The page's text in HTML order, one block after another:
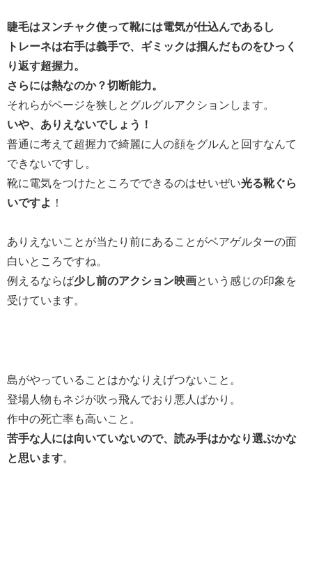
睫毛はヌンチャク使って靴には電気が仕込んであるし
トレーネは右手は義手で、ギミックは掴んだものをひっく
り返す超握力。
さらには熱なのか？切断能力。
それらがページを狭しとグルグルアクションします。
いや、ありえないでしょう！
普通に考えて超握力で綺麗に人の顔をグルんと回すなんて
できないですし。
靴に電気をつけたところでできるのはせいぜい光る靴ぐら
いですよ ！
ありえないことが当たり前にあることがベアゲルターの面
白いところですね。
例えるならば少し前のアクション映画という感じの印象を
受けています。
島がやっていることはかなりえげつないこと。
登場人物もネジが吹っ飛んでおり悪人ばかり。
作中の死亡率も高いこと。
苦手な人には向いていないので、読み手はかなり選ぶかな
と思います。